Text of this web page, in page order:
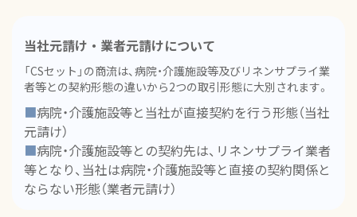
当社元請け・業者元請けについて
「CSセット」の商流は、病院・介護施設等及びリネンサプライ業
者等との契約形態の違いから2つの取引形態に大別されます。
■病院・介護施設等と当社が直接契約を行う形態（当社
元請け）
■病院・介護施設等との契約先は、リネンサプライ業者
等となり、当社は病院・介護施設等と直接の契約関係と
ならない形態（業者元請け）